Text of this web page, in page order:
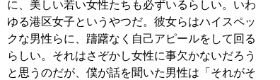
に、美しい若い女性たちも必ずいるらしい。いわ
ゆる港区女子というやつだ。彼女らはハイスペッ
クな男性らに、躊躇なく自己アピールをして回る
らしい。それはさぞかし女性に事欠かないだろう
と思うのだが、僕が話を聞いた男性は「それがそ